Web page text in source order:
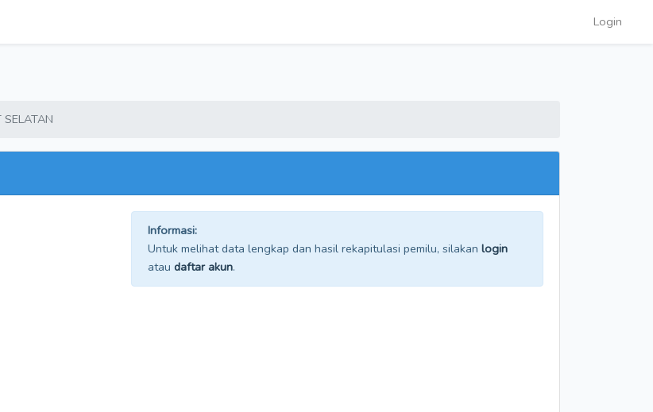
Login
SELATAN
Informasi:
Untuk melihat data lengkap dan hasil rekapitulasi pemilu, silakan login
atau daftar akun.